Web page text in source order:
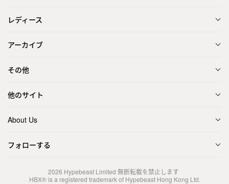
レディース
アーカイブ
その他
他のサイト
About Us
フォローする
2026 Hypebeast Limited 無断転載を禁止します
HBX® is a registered trademark of Hypebeast Hong Kong Ltd.